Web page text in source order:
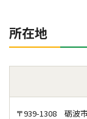
所在地
〒939-1308 砺波